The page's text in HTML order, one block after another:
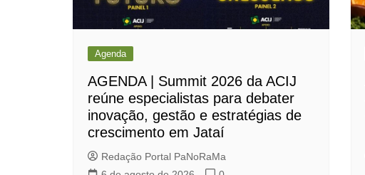
Agenda
AGENDA | Summit 2026 da ACIJ
reúne especialistas para debater
inovação, gestão e estratégias de
crescimento em Jataí
Redação Portal PaNoRaMa